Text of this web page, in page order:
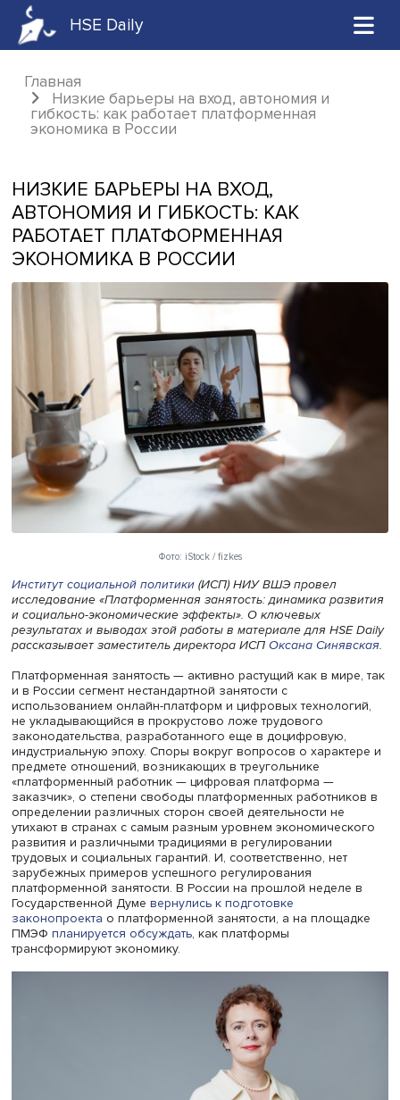
HSE Daily
Главная
Низкие барьеры на вход, автономия и
гибкость: как работает платформенная
НИЗКИЕ БАРЬЕРЫ НА ВХОД,
АВТОНОМИЯ И ГИБКОСТЬ: КАК
РАБОТАЕТ ПЛАТФОРМЕННАЯ
ЭКОНОМИКА В РОССИИ
Фото: iStock / fizkes
Институт социальной политики(ИСП) НИУ ВШЭ провел
исследование «Платформенная занятость: динамика
и социально-экономические эффекты». О ключевых
результатах и выводах этой работы в материале для
рассказывает заместитель директора ИСПОксана
Платформенная занятость — активно растущий как в
и в России сегмент нестандартной занятости с
использованием онлайн-платформ и цифровых
не укладывающийся в прокрустово ложе трудового
законодательства, разработанного еще в доцифровую,
индустриальную эпоху. Споры вокруг вопросов о
предмете отношений, возникающих в треугольнике
«платформенный работник — цифровая платформа —
заказчик», о степени свободы платформенных
определении различных сторон своей деятельности не
утихают в странах с самым разным уровнем
развития и различными традициями в регулировании
трудовых и социальных гарантий. И, соответственно, нет
зарубежных примеров успешного регулирования
платформенной занятости. В России на прошлой
вернулись к подготовке
о платформенной занятости, а на
планируется обсуждать, как платформы
трансформируют экономику.